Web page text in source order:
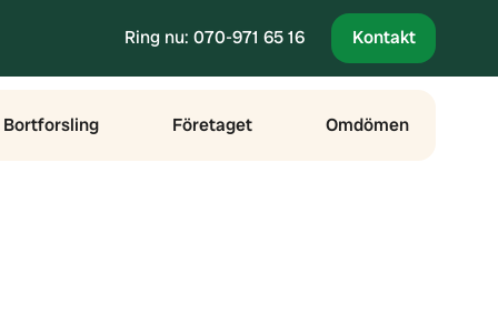
Ring nu: 070-971 65 16 Kontakt
Bortforsling Företaget Omdömen